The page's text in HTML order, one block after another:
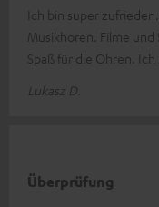
Ich bin super
Musikhören. Filme und
Spaß für die Ohren. Ich
Lukasz D.
Überprüfung